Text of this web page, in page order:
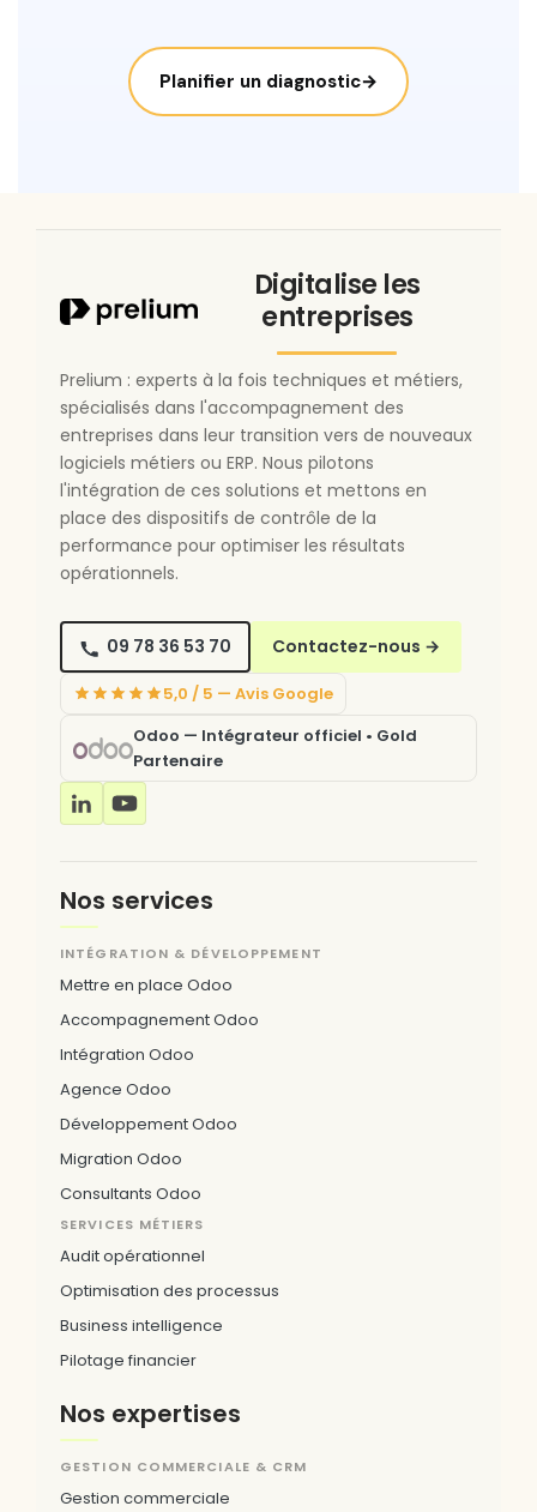
Planifier un diagnostic→
Digitalise les
entreprises
Prelium : experts à la fois techniques et métiers,
spécialisés dans l'accompagnement des
entreprises dans leur transition vers de nouveaux
logiciels métiers ou ERP. Nous pilotons
l'intégration de ces solutions et mettons en
place des dispositifs de contrôle de la
performance pour optimiser les résultats
opérationnels.
09 78 36 53 70 Contactez-nous →
5,0 / 5 — Avis Google
Odoo — Intégrateur officiel • Gold
Partenaire
Nos services
INTÉGRATION & DÉVELOPPEMENT
Mettre en place Odoo
Accompagnement Odoo
Intégration Odoo
Agence Odoo
Développement Odoo
Migration Odoo
Consultants Odoo
SERVICES MÉTIERS
Audit opérationnel
Optimisation des processus
Business intelligence
Pilotage financier
Nos expertises
GESTION COMMERCIALE & CRM
Gestion commerciale